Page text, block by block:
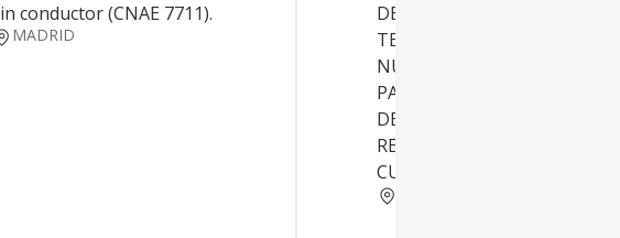
conductor (CNAE 7711).
MADRID
DE LAS
TELEMATICA Y PROMOCION
NUEVAS TECNOLOGIAS EN
PARTICULAR PODRA
DESARROLLAR ACTIVIDADES
RELACIONADAS CON
CUALESQUIERA